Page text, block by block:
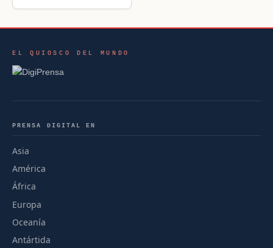
EL QUIOSCO DEL MUNDO
PRENSA DIGITAL EN
Asia
América
África
Europa
Oceanía
Antártida